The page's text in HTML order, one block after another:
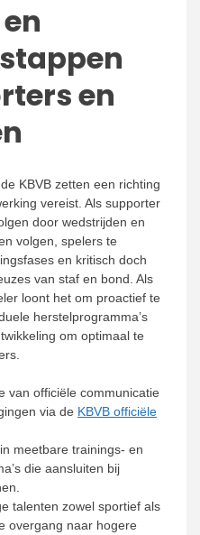
en
KBVB zetten een richting
vereist. Als supporter
door wedstrijden en
volgen, spelers te
en kritisch doch
van staf en bond. Als
loont het om proactief te
herstelprogramma’s
om optimaal te
van officiële communicatie
via de KBVB officiële
meetbare trainings- en
die aansluiten bij
talenten zowel sportief als
overgang naar hogere